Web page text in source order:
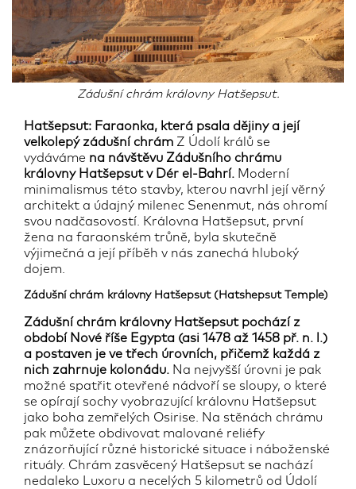
Zádušní chrám královny Hatšepsut.
Hatšepsut: Faraonka, která psala dějiny a její
velkolepý zádušní chrám Z Údolí králů se
vydáváme na návštěvu Zádušního chrámu
královny Hatšepsut v Dér el-Bahrí. Moderní
minimalismus této stavby, kterou navrhl její věrný
architekt a údajný milenec Senenmut, nás ohromí
svou nadčasovostí. Královna Hatšepsut, první
žena na faraonském trůně, byla skutečně
výjimečná a její příběh v nás zanechá hluboký
dojem.
Zádušní chrám královny Hatšepsut (Hatshepsut Temple)
Zádušní chrám královny Hatšepsut pochází z
období Nové říše Egypta (asi 1478 až 1458 př. n. l.)
a postaven je ve třech úrovních, přičemž každá z
nich zahrnuje kolonádu. Na nejvyšší úrovni je pak
možné spatřit otevřené nádvoří se sloupy, o které
se opírají sochy vyobrazující královnu Hatšepsut
jako boha zemřelých Osirise. Na stěnách chrámu
pak můžete obdivovat malované reliéfy
znázorňující různé historické situace i náboženské
rituály. Chrám zasvěcený Hatšepsut se nachází
nedaleko Luxoru a necelých 5 kilometrů od Údolí